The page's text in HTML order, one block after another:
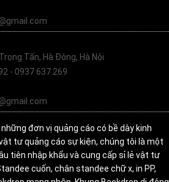
Tấn, Hà Đông, Hà Nội
- 0937 637 269
đơn vị quảng cáo có bề dày kinh
tư quảng cáo sự kiện, chúng tôi là một
tiên nhập khẩu và cung cấp sỉ lẻ vật tư
cuốn, chân standee chữ x, in PP,